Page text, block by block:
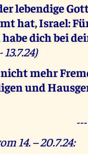
lebendige
hat, Israel:
dich bei
13.7.24)
mehr
und
---
14. – 20.7.24: